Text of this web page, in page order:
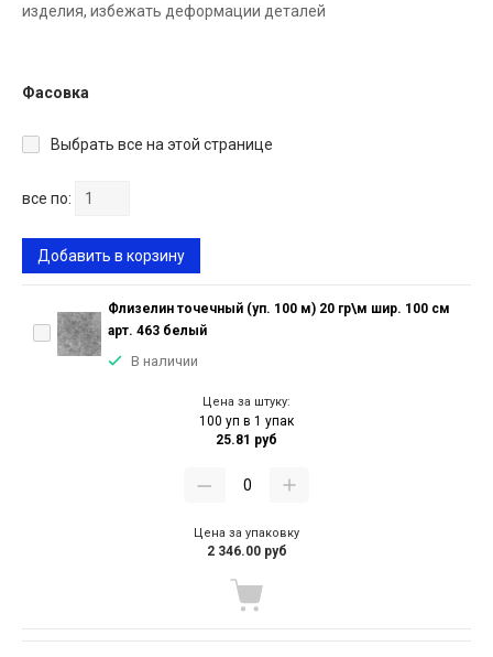
изделия, избежать деформации деталей
Фасовка
Выбрать все на этой странице
все по:
Добавить в корзину
Флизелин точечный (уп. 100 м) 20 гр\м шир. 100 см
арт. 463 белый
В наличии
Цена за штуку:
100 уп в 1 упак
25.81 руб
Цена за упаковку
2 346.00 руб